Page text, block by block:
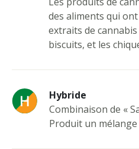
des aliments qui
extraits de
biscuits, et les
Hybride
Combinaison de «
Produit un